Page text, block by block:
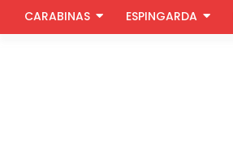
CARABINAS ESPINGARDA